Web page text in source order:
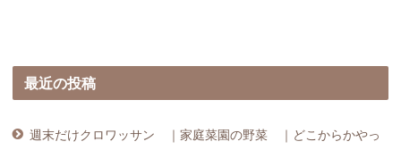
最近の投稿
週末だけクロワッサン ｜家庭菜園の野菜 ｜どこからかやっ